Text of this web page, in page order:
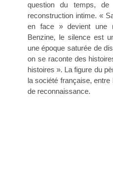
question du temps,
reconstruction intime. «
en face » devient une
Benzine, le silence est
une époque saturée de
on se raconte des
histoires ». La figure du
la société française,
de reconnaissance.